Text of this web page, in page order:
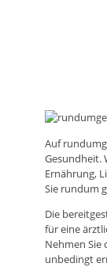
Auf
Gesundheit.
Ernährung,
Sie rundum
Die
für eine
Nehmen Sie
unbedingt